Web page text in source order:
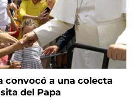
convocó a una colecta
del Papa